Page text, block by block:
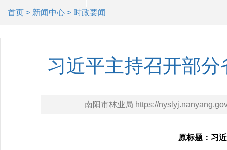
首页 > 新闻中心 > 时政要闻
习近平主持召开部分
南阳市林业局 https://
原标题：习